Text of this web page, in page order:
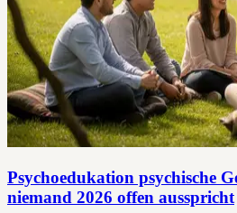
Psychoedukation psychische
niemand 2026 offen ausspricht